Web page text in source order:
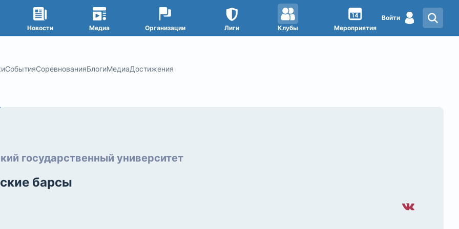
Войти
Новости Медиа Организации Лиги Клубы Мероприятия
СобытияСоревнованияБлогиМедиаДостижения
государственный университет
барсы